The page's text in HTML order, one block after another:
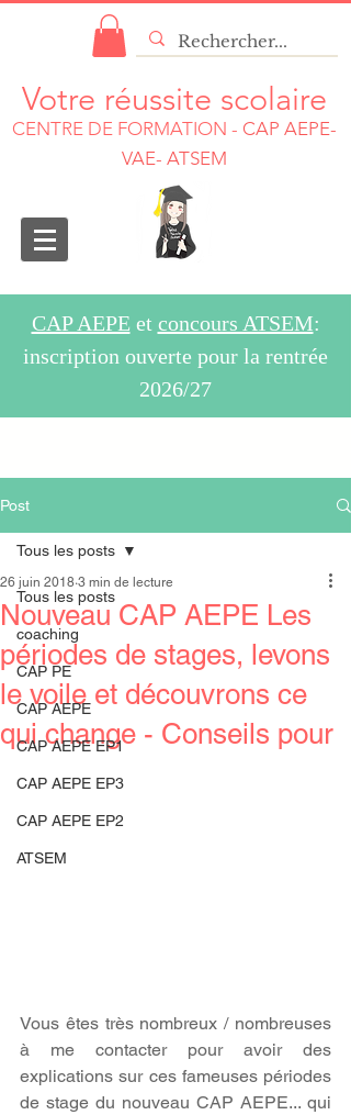
Votre réussite scolaire
CENTRE DE FORMATION - CAP AEPE-
VAE- ATSEM
CAP AEPEet concours ATSEM:
inscription ouverte pour la rentrée
2026/27
Post
Tous les posts
coaching
CAP PE
CAP AEPE
CAP AEPE EP1
CAP AEPE EP3
CAP AEPE EP2
ATSEM
Tous les posts
Nouveau CAP AEPE Les
périodes de stages, levons
le voile et découvrons ce
qui change - Conseils pour
26 juin 2018 3 min de lecture
Vous êtes très nombreux / nombreuses
à me contacter pour avoir des
explications sur ces fameuses périodes
de stage du nouveau CAP AEPE... qui